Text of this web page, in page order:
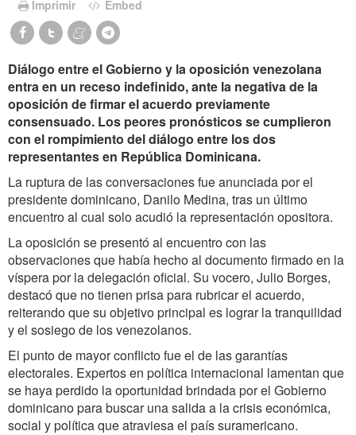
Imprimir Embed
Diálogo entre el Gobierno y la oposición venezolana
entra en un receso indefinido, ante la negativa de la
oposición de firmar el acuerdo previamente
consensuado. Los peores pronósticos se cumplieron
con el rompimiento del diálogo entre los dos
representantes en República Dominicana.
La ruptura de las conversaciones fue anunciada por el
presidente dominicano, Danilo Medina, tras un último
encuentro al cual solo acudió la representación opositora.
La oposición se presentó al encuentro con las
observaciones que había hecho al documento firmado en la
víspera por la delegación oficial. Su vocero, Julio Borges,
destacó que no tienen prisa para rubricar el acuerdo,
reiterando que su objetivo principal es lograr la tranquilidad
y el sosiego de los venezolanos.
El punto de mayor conflicto fue el de las garantías
electorales. Expertos en política internacional lamentan que
se haya perdido la oportunidad brindada por el Gobierno
dominicano para buscar una salida a la crisis económica,
social y política que atraviesa el país suramericano.